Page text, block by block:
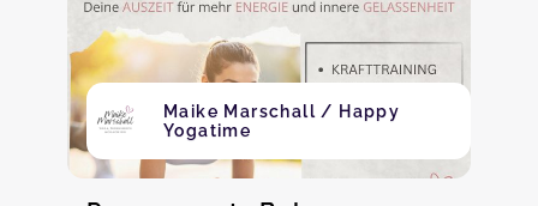
Maike Marschall / Happy
Yogatime